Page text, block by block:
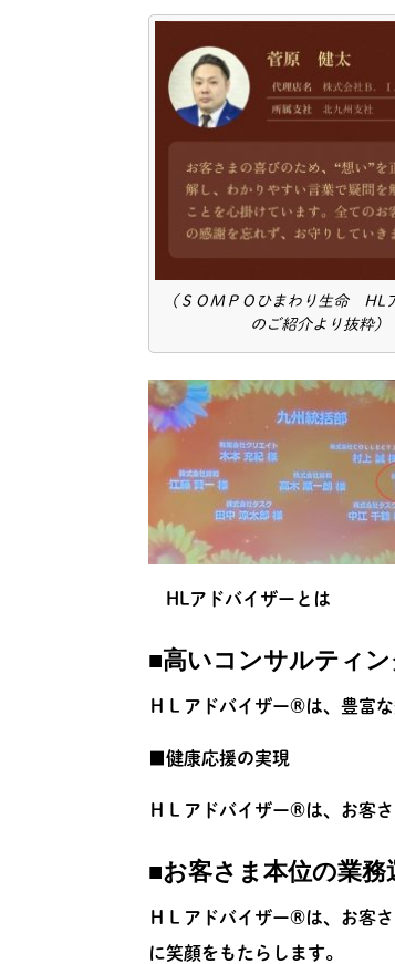
（ＳＯＭＰＯひまわり生命 HL
のご紹介より抜粋）
HLアドバイザーとは
■高いコンサルティン
ＨＬアドバイザー®は、豊富
■健康応援の実現
ＨＬアドバイザー®は、お客
■お客さま本位の業務
ＨＬアドバイザー®は、お客
に笑顔をもたらします。